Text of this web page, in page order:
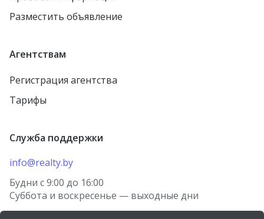
Разместить объявление
Агентствам
Регистрация агентства
Тарифы
Служба поддержки
info@realty.by
Будни с 9:00 до 16:00
Суббота и воскресенье — выходные дни